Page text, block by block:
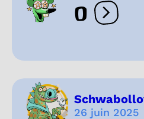
0 Ouvrir
26 juin 2025